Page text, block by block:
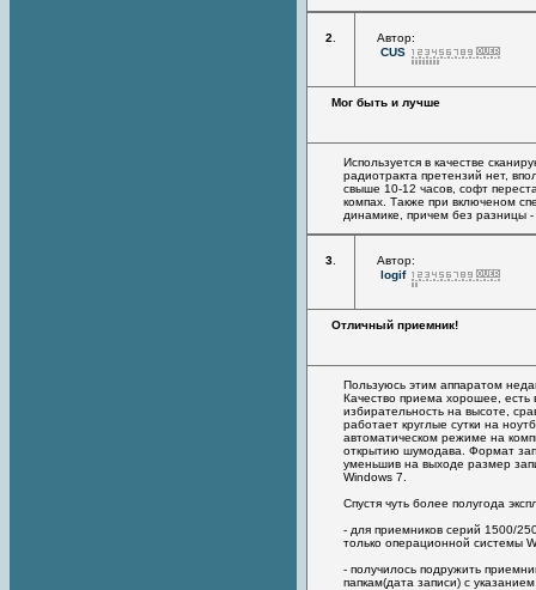
2
Автор:
CUS
Мог быть и лучше
Используется в качестве
радиотракта претензий нет,
свыше 10-12 часов, софт
компах. Также при включеном
динамике, причем без разницы
3
Автор:
logif
Отличный приемник!
Пользуюсь этим аппаратом
Качество приема хорошее, есть
избирательность на высоте,
работает круглые сутки на
автоматическом режиме на
открытию шумодава. Формат
уменьшив на выходе размер
Windows 7.
Спустя чуть более полугода
- для приемников серий 1500/
только операционной системы
- получилось подружить
папкам(дата записи) с